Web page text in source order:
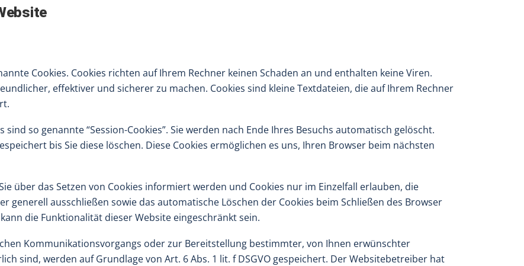
Cookies. Cookies richten auf Ihrem Rechner keinen Schaden an und enthalten keine Viren.
effektiver und sicherer zu machen. Cookies sind kleine Textdateien, die auf Ihrem Rechner
so genannte “Session-Cookies”. Sie werden nach Ende Ihres Besuchs automatisch gelöscht.
bis Sie diese löschen. Diese Cookies ermöglichen es uns, Ihren Browser beim nächsten
über das Setzen von Cookies informiert werden und Cookies nur im Einzelfall erlauben, die
generell ausschließen sowie das automatische Löschen der Cookies beim Schließen des Browser
die Funktionalität dieser Website eingeschränkt sein.
Kommunikationsvorgangs oder zur Bereitstellung bestimmter, von Ihnen erwünschter
sind, werden auf Grundlage von Art. 6 Abs. 1 lit. f DSGVO gespeichert. Der Websitebetreiber hat